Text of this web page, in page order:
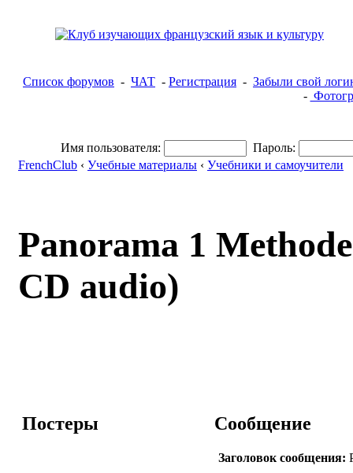
Список форумов - ЧАТ - Регистрация - Забыли свой
-
Имя пользователя:
Пароль:
FrenchClub ‹ Учебные материалы ‹ Учебники и самоучители
Panorama 1
CD audio)
Постеры Сообщение
Заголовок сообщения: